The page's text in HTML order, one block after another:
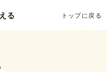
る トップに戻る